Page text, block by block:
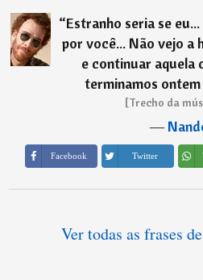
“Estranho seria se
por você... Não vejo a
e continuar aquela
terminamos
[Trecho da
―
Facebook Twitter
Ver todas as frases